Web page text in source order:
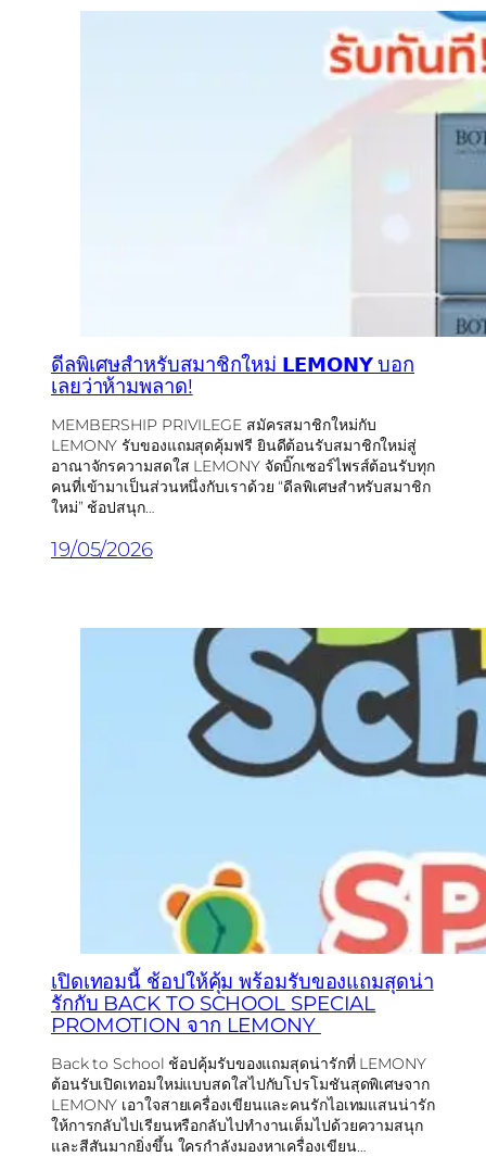
ดีลพิเศษสำหรับสมาชิกใหม่ 𝗟𝗘𝗠𝗢𝗡𝗬 บอก
เลยว่าห้ามพลาด!
MEMBERSHIP PRIVILEGE สมัครสมาชิกใหม่กับ
LEMONY รับของแถมสุดคุ้มฟรี ยินดีต้อนรับสมาชิกใหม่สู่
อาณาจักรความสดใส LEMONY จัดบิ๊กเซอร์ไพรส์ต้อนรับทุก
คนที่เข้ามาเป็นส่วนหนึ่งกับเราด้วย “ดีลพิเศษสำหรับสมาชิก
ใหม่” ช้อปสนุก…
19/05/2026
เปิดเทอมนี้ ช้อปให้คุ้ม พร้อมรับของแถมสุดน่า
รักกับ BACK TO SCHOOL SPECIAL
PROMOTION จาก LEMONY
Back to School ช้อปคุ้มรับของแถมสุดน่ารักที่ LEMONY
ต้อนรับเปิดเทอมใหม่แบบสดใสไปกับโปรโมชันสุดพิเศษจาก
LEMONY เอาใจสายเครื่องเขียนและคนรักไอเทมแสนน่ารัก
ให้การกลับไปเรียนหรือกลับไปทำงานเต็มไปด้วยความสนุก
และสีสันมากยิ่งขึ้น ใครกำลังมองหาเครื่องเขียน…